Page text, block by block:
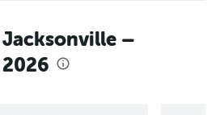
Jacksonville –